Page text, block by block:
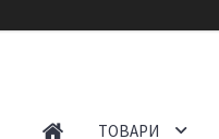
ТОВАРИ